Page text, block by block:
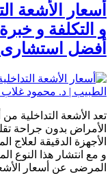
أسعار الأشعة
و التكلفة و
أفضل
تعد الأشعة التداخلية
الأمراض بدون جراحة
الأجهزة الدقيقة
و مع انتشار هذا النوع
المرضى عن أسعار